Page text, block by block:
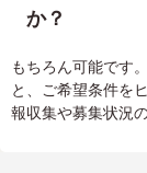
か？
もちろん可能です。
と、ご希望条件を
報収集や募集状況